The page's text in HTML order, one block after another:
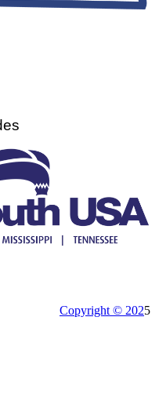
Copyright © 2025